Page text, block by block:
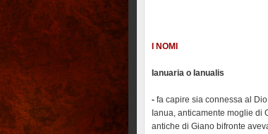
I NOMI
Ianuaria o Ianualis
- fa capire sia connessa al
Ianua, anticamente moglie di
antiche di Giano bifronte